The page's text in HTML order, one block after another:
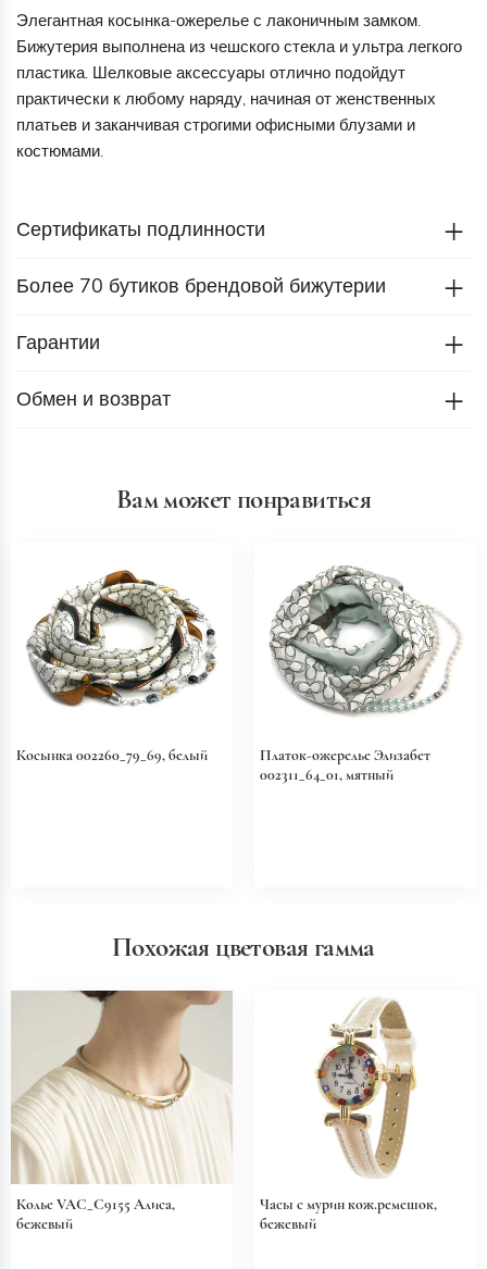
Элегантная косынка-ожерелье с лаконичным замком.
Бижутерия выполнена из чешского стекла и ультра легкого
пластика. Шелковые аксессуары отлично подойдут
практически к любому наряду, начиная от женственных
платьев и заканчивая строгими офисными блузами и
костюмами.
Сертификаты подлинности
Более 70 бутиков брендовой бижутерии
Гарантии
Обмен и возврат
Вам может понравиться
Косынка 002260_79_69, белый
Платок-ожерелье Элизабет
002311_64_01, мятный
Похожая цветовая гамма
Колье VAC_C9155 Алиса,
бежевый
Часы с мурин кож.ремешок,
бежевый